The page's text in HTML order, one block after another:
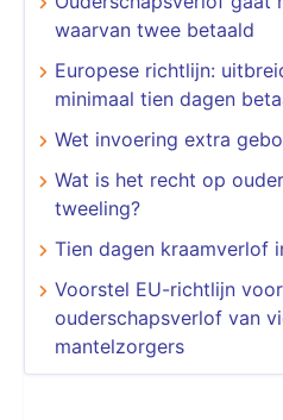
waarvan twee betaald
Europese richtlijn:
minimaal tien dagen
Wet invoering extra
Wat is het recht op
tweeling?
Tien dagen kraamverlof
Voorstel EU-richtlijn
ouderschapsverlof van
mantelzorgers